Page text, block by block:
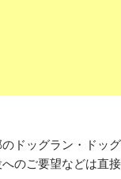
ドッグラン・ドッ
のご要望などは直